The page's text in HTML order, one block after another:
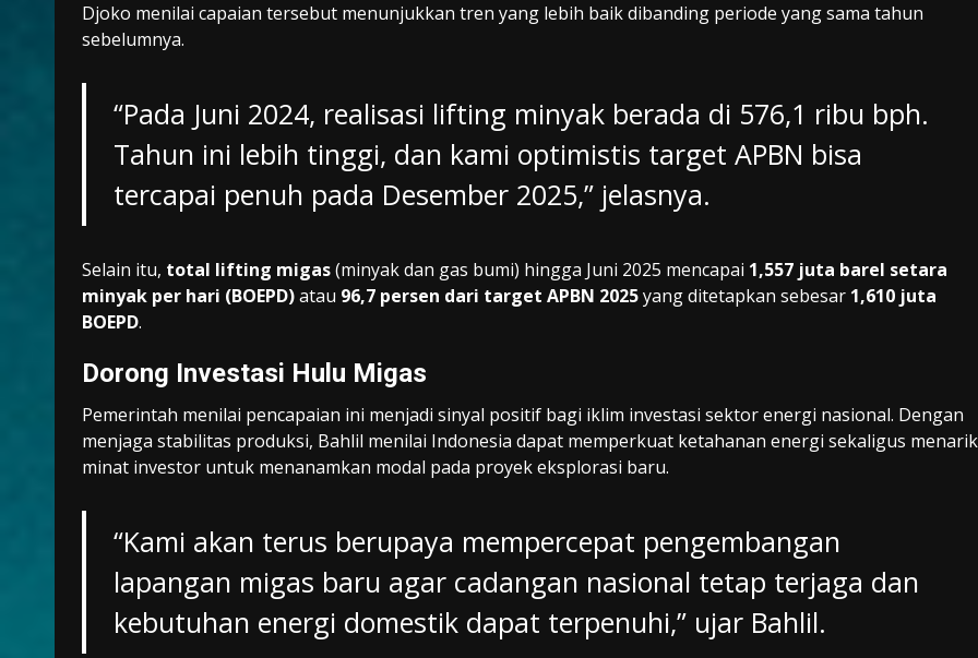
Djoko menilai capaian tersebut menunjukkan tren yang lebih baik dibanding periode yang sama tahun
sebelumnya.
“Pada Juni 2024, realisasi lifting minyak berada di 576,1 ribu bph.
Tahun ini lebih tinggi, dan kami optimistis target APBN bisa
tercapai penuh pada Desember 2025,” jelasnya.
Selain itu, total lifting migas(minyak dan gas bumi) hingga Juni 2025 mencapai 1,557 juta barel setara
minyak per hari (BOEPD)atau 96,7 persen dari target APBN 2025yang ditetapkan sebesar 1,610 juta
BOEPD.
Dorong Investasi Hulu Migas
Pemerintah menilai pencapaian ini menjadi sinyal positif bagi iklim investasi sektor energi nasional. Dengan
menjaga stabilitas produksi, Bahlil menilai Indonesia dapat memperkuat ketahanan energi sekaligus menarik
minat investor untuk menanamkan modal pada proyek eksplorasi baru.
“Kami akan terus berupaya mempercepat pengembangan
lapangan migas baru agar cadangan nasional tetap terjaga dan
kebutuhan energi domestik dapat terpenuhi,” ujar Bahlil.